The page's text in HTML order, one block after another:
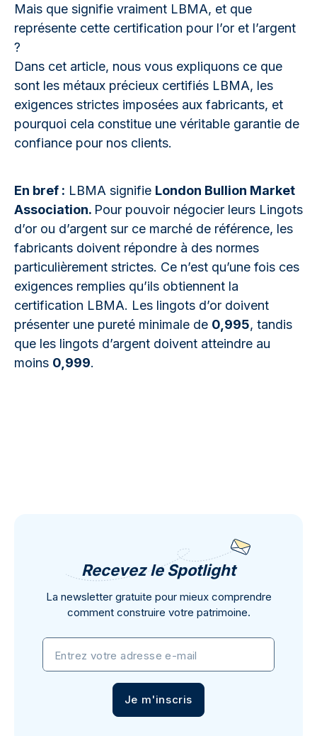
Mais que signifie vraiment LBMA, et que
représente cette certification pour l’or et l’argent
?
Dans cet article, nous vous expliquons ce que
sont les métaux précieux certifiés LBMA, les
exigences strictes imposées aux fabricants, et
pourquoi cela constitue une véritable garantie de
confiance pour nos clients.
En bref : LBMA signifie London Bullion Market
Association. Pour pouvoir négocier leurs Lingots
d’or ou d’argent sur ce marché de référence, les
fabricants doivent répondre à des normes
particulièrement strictes. Ce n’est qu’une fois ces
exigences remplies qu’ils obtiennent la
certification LBMA. Les lingots d’or doivent
présenter une pureté minimale de 0,995, tandis
que les lingots d’argent doivent atteindre au
moins 0,999.
Recevez le Spotlight
La newsletter gratuite pour mieux comprendre
comment construire votre patrimoine.
Entrez votre adresse e-mail
Je m'inscris